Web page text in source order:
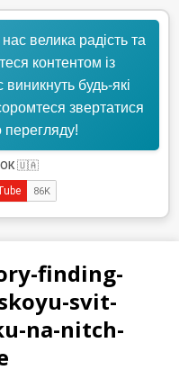
велика радість та
контентом із
будь-які
звертатися
finding-
svit-
na-nitch-